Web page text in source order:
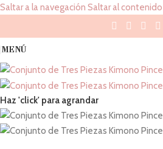
Saltar a la navegación Saltar al
MENÚ
Haz 'click' para agrandar